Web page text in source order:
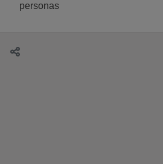
personas